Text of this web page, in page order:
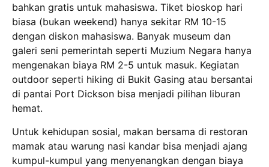
bahkan gratis untuk mahasiswa. Tiket bioskop hari
biasa (bukan weekend) hanya sekitar RM 10-15
dengan diskon mahasiswa. Banyak museum dan
galeri seni pemerintah seperti Muzium Negara hanya
mengenakan biaya RM 2-5 untuk masuk. Kegiatan
outdoor seperti hiking di Bukit Gasing atau bersantai
di pantai Port Dickson bisa menjadi pilihan liburan
hemat.
Untuk kehidupan sosial, makan bersama di restoran
mamak atau warung nasi kandar bisa menjadi ajang
kumpul-kumpul yang menyenangkan dengan biaya